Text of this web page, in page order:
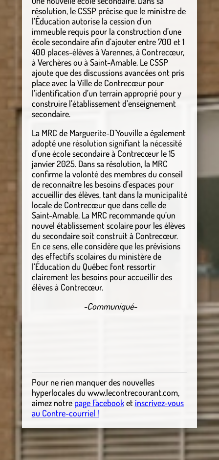
résolution, le CSSP précise que le ministre de
l’Éducation autorise la cession d’un
immeuble requis pour la construction d’une
école secondaire afin d’ajouter entre 700 et 1
400 places-élèves à Varennes, à Contrecœur,
à Verchères ou à Saint-Amable. Le CSSP
ajoute que des discussions avancées ont pris
place avec la Ville de Contrecœur pour
l’identification d’un terrain approprié pour y
construire l’établissement d’enseignement
secondaire.
La MRC de Marguerite-D’Youville a également
adopté une résolution signifiant la nécessité
d’une école secondaire à Contrecœur le 15
janvier 2025. Dans sa résolution, la MRC
confirme la volonté des membres du conseil
de reconnaître les besoins d’espaces pour
accueillir des élèves, tant dans la municipalité
locale de Contrecœur que dans celle de
Saint-Amable. La MRC recommande qu’un
nouvel établissement scolaire pour les élèves
du secondaire soit construit à Contrecœur.
En ce sens, elle considère que les prévisions
des effectifs scolaires du ministère de
l’Éducation du Québec font ressortir
clairement les besoins pour accueillir des
élèves à Contrecœur.
-Communiqué-
Pour ne rien manquer des nouvelles
hyperlocalesdu www.lecontrecourant.com,
aimez notre page Facebooket inscrivez-vous
au Contre-courriel !